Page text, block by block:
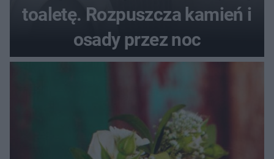
toaletę. Rozpuszcza kamień i
osady przez noc